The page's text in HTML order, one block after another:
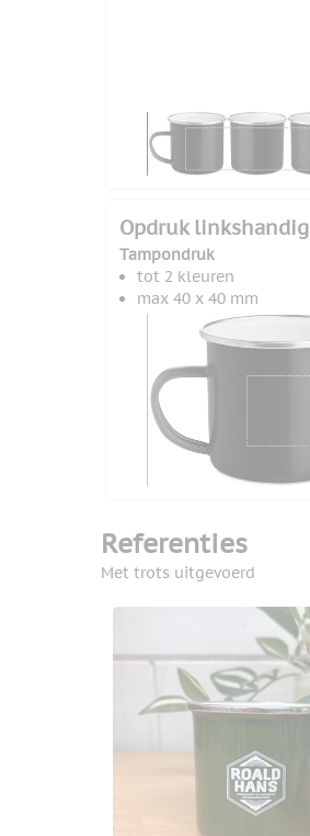
Opdruk linkshandig
Tampondruk
tot 2 kleuren
max 40 x 40 mm
Referenties
Met trots uitgevoerd